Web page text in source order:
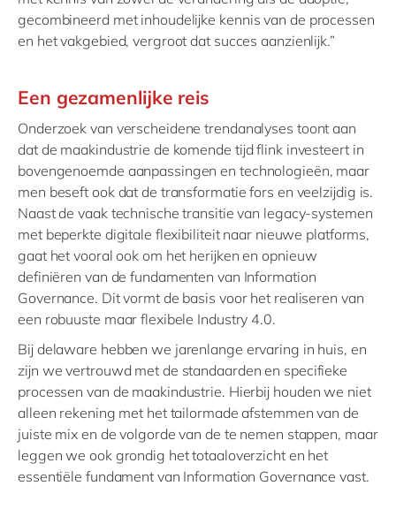
gecombineerd met inhoudelijke kennis van de processen
en het vakgebied, vergroot dat succes aanzienlijk.”
Een gezamenlijke reis
Onderzoek van verscheidene trendanalyses toont aan
dat de maakindustrie de komende tijd flink investeert in
bovengenoemde aanpassingen en technologieën, maar
men beseft ook dat de transformatie fors en veelzijdig is.
Naast de vaak technische transitie van legacy-systemen
met beperkte digitale flexibiliteit naar nieuwe platforms,
gaat het vooral ook om het herijken en opnieuw
definiëren van de fundamenten van Information
Governance. Dit vormt de basis voor het realiseren van
een robuuste maar flexibele Industry 4.0.
Bij delaware hebben we jarenlange ervaring in huis, en
zijn we vertrouwd met de standaarden en specifieke
processen van de maakindustrie. Hierbij houden we niet
alleen rekening met het tailormade afstemmen van de
juiste mix en de volgorde van de te nemen stappen, maar
leggen we ook grondig het totaaloverzicht en het
essentiële fundament van Information Governance vast.